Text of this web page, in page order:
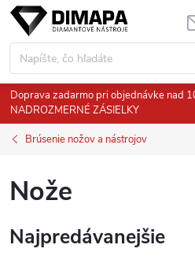
Prejsť
obsah
Doprava zadarmo pri objednávke nad
NADROZMERNÉ ZÁSIELKY
Brúsenie nožov a nástrojov
Nože
Najpredávanejšie